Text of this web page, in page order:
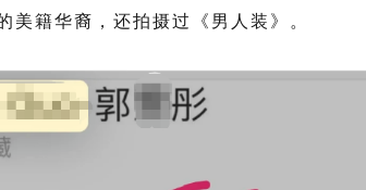
美籍华裔，还拍摄过《男人装》。